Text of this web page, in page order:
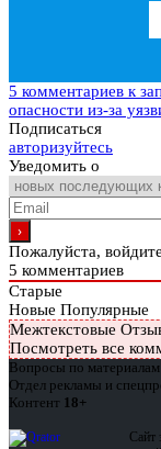
5 комментариев к
опасности из-за
Подписаться
авторизуйтесь
Уведомить о
Пожалуйста,
5 комментариев
Старые
Новые Популярные
Межтекстовые
Посмотреть все
Вопросы по
Отдел рекламы и
Контент 18+